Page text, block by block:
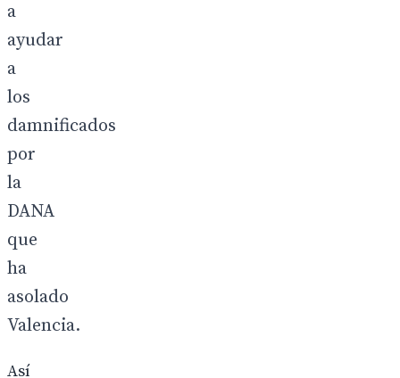
a
ayudar
a
los
damnificados
por
la
DANA
que
ha
asolado
Valencia.
Así